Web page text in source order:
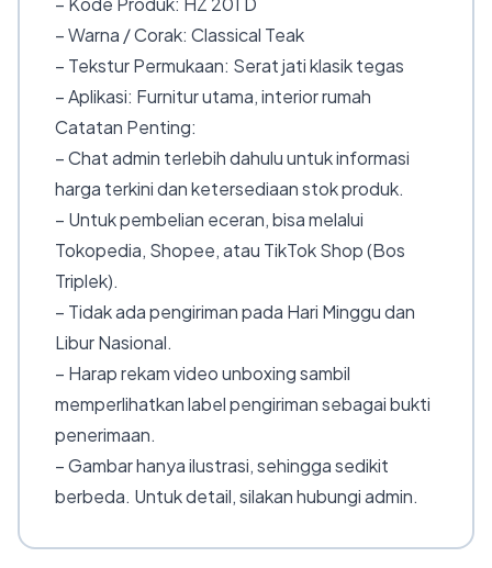
– Warna / Corak: Classical Teak
– Tekstur Permukaan: Serat jati klasik tegas
– Aplikasi: Furnitur utama, interior rumah
Catatan Penting:
– Chat admin terlebih dahulu untuk informasi
harga terkini dan ketersediaan stok produk.
– Untuk pembelian eceran, bisa melalui
Tokopedia, Shopee, atau TikTok Shop (Bos
Triplek).
– Tidak ada pengiriman pada Hari Minggu dan
Libur Nasional.
– Harap rekam video unboxing sambil
memperlihatkan label pengiriman sebagai bukti
penerimaan.
– Gambar hanya ilustrasi, sehingga sedikit
berbeda. Untuk detail, silakan hubungi admin.